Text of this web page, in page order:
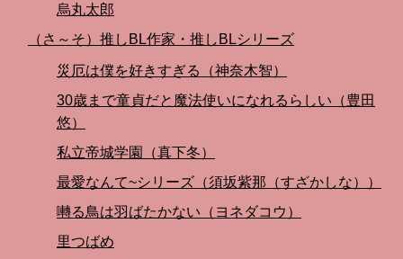
烏丸太郎
（さ～そ）推しBL作家・推しBLシリーズ
災厄は僕を好きすぎる（神奈木智）
30歳まで童貞だと魔法使いになれるらしい（豊田
悠）
私立帝城学園（真下冬）
最愛なんて~シリーズ（須坂紫那（すざかしな））
囀る鳥は羽ばたかない（ヨネダコウ）
里つばめ